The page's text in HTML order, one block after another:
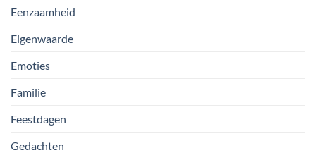
Eenzaamheid
Eigenwaarde
Emoties
Familie
Feestdagen
Gedachten